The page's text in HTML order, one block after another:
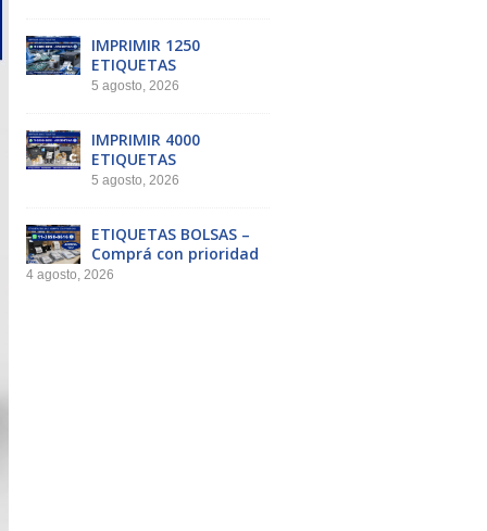
IMPRIMIR 1250
ETIQUETAS
5 agosto, 2026
IMPRIMIR 4000
ETIQUETAS
5 agosto, 2026
ETIQUETAS BOLSAS –
Comprá con prioridad
4 agosto, 2026